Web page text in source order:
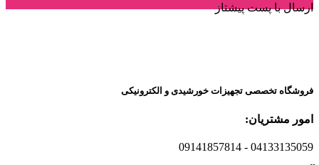
ارسال با پست پیشتاز
فروشگاه تخصصی تجهیزات خورشیدی و الکترونیکی
امور مشتریان:
- 04133135059
09141857814